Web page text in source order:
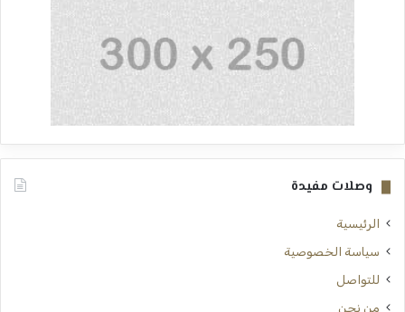
وصلات مفيدة
الرئيسية
سياسة الخصوصية
للتواصل
من نحن